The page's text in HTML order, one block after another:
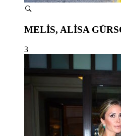
MELİS, ALİSA
3